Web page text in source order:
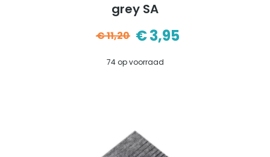
grey SA
€11,20
Oorspronkelijke
prijs
€3,95
Huidige
prijs
74 op voorraad